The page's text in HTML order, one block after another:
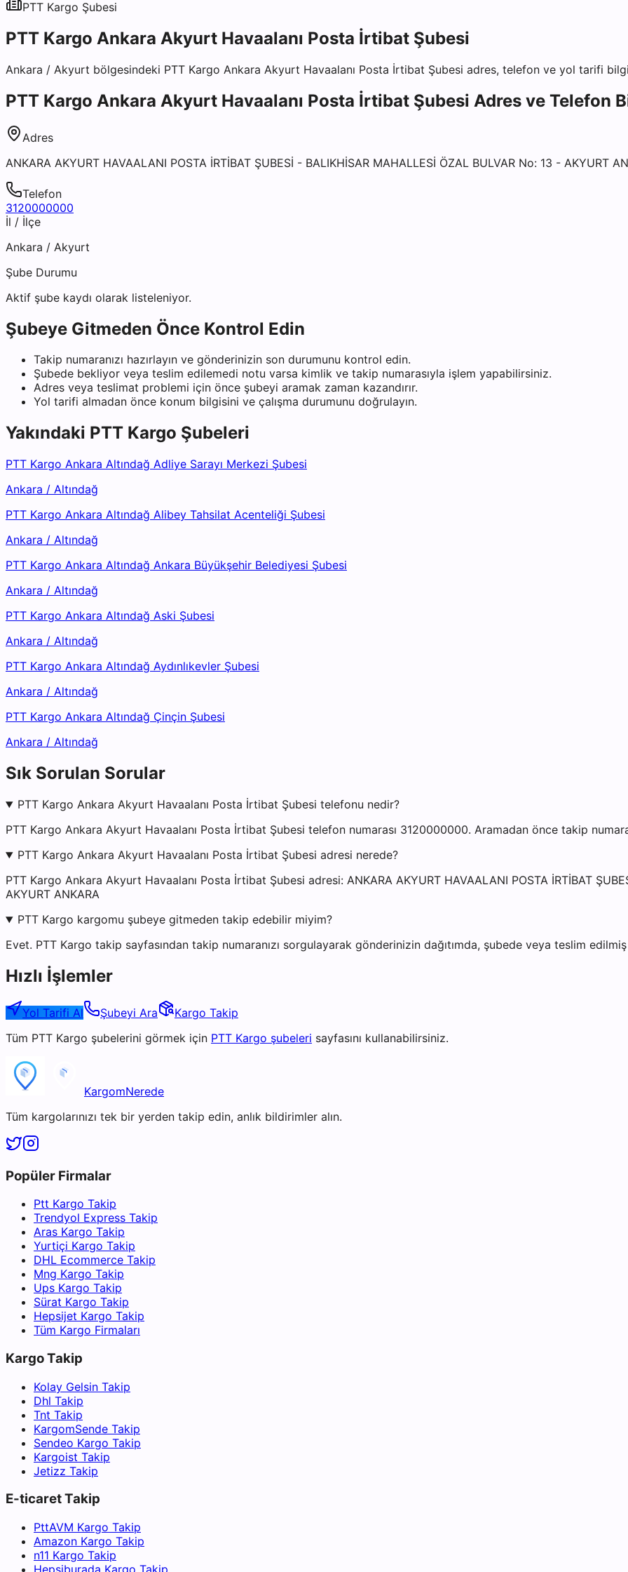
PTT Kargo Şubesi
PTT Kargo Ankara Akyurt Havaalanı Posta İrtibat Şubesi
Ankara / Akyurt bölgesindeki PTT Kargo Ankara Akyurt Havaalanı Posta İrtibat Şubesi adres, telefon ve yol tarifi
PTT Kargo Ankara Akyurt Havaalanı Posta İrtibat Şubesi Adres ve Telefon
Adres
ANKARA AKYURT HAVAALANI POSTA İRTİBAT ŞUBESİ - BALIKHİSAR MAHALLESİ ÖZAL BULVAR No: 13 - AKYURT
Telefon
3120000000
İl / İlçe
Ankara / Akyurt
Şube Durumu
Aktif şube kaydı olarak listeleniyor.
Şubeye Gitmeden Önce Kontrol Edin
Takip numaranızı hazırlayın ve gönderinizin son durumunu kontrol edin.
Şubede bekliyor veya teslim edilemedi notu varsa kimlik ve takip numarasıyla işlem yapabilirsiniz.
Adres veya teslimat problemi için önce şubeyi aramak zaman kazandırır.
Yol tarifi almadan önce konum bilgisini ve çalışma durumunu doğrulayın.
Yakındaki PTT Kargo Şubeleri
PTT Kargo Ankara Altındağ Adliye Sarayı Merkezi Şubesi
Ankara / Altındağ
PTT Kargo Ankara Altındağ Alibey Tahsilat Acenteliği Şubesi
Ankara / Altındağ
PTT Kargo Ankara Altındağ Ankara Büyükşehir Belediyesi Şubesi
Ankara / Altındağ
PTT Kargo Ankara Altındağ Aski Şubesi
Ankara / Altındağ
PTT Kargo Ankara Altındağ Aydınlıkevler Şubesi
Ankara / Altındağ
PTT Kargo Ankara Altındağ Çinçin Şubesi
Ankara / Altındağ
Sık Sorulan Sorular
PTT Kargo Ankara Akyurt Havaalanı Posta İrtibat Şubesi telefonu nedir?
PTT Kargo Ankara Akyurt Havaalanı Posta İrtibat Şubesi telefon numarası 3120000000. Aramadan önce takip
PTT Kargo Ankara Akyurt Havaalanı Posta İrtibat Şubesi adresi nerede?
PTT Kargo Ankara Akyurt Havaalanı Posta İrtibat Şubesi adresi: ANKARA AKYURT HAVAALANI POSTA İRTİBAT
AKYURT ANKARA
PTT Kargo kargomu şubeye gitmeden takip edebilir miyim?
Evet. PTT Kargo takip sayfasından takip numaranızı sorgulayarak gönderinizin dağıtımda, şubede veya teslim
Hızlı İşlemler
Yol Tarifi Al Şubeyi Ara
Kargo Takip
Tüm PTT Kargo şubelerini görmek için PTT Kargo şubeleri sayfasını kullanabilirsiniz.
KargomNerede
Tüm kargolarınızı tek bir yerden takip edin, anlık bildirimler alın.
Popüler Firmalar
Ptt Kargo Takip
Trendyol Express Takip
Aras Kargo Takip
Yurtiçi Kargo Takip
DHL Ecommerce Takip
Mng Kargo Takip
Ups Kargo Takip
Sürat Kargo Takip
Hepsijet Kargo Takip
Tüm Kargo Firmaları
Kargo Takip
Kolay Gelsin Takip
Dhl Takip
Tnt Takip
KargomSende Takip
Sendeo Kargo Takip
Kargoist Takip
Jetizz Takip
E-ticaret Takip
PttAVM Kargo Takip
Amazon Kargo Takip
n11 Kargo Takip